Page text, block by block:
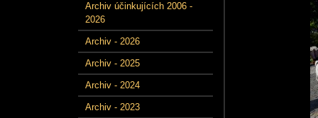
Archiv účinkujících 2006 -
2026
Archiv - 2026
Archiv - 2025
Archiv - 2024
Archiv - 2023